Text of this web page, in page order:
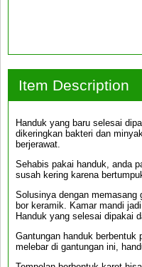
Item Description
Handuk yang baru selesai
dikeringkan bakteri dan
berjerawat.
Sehabis pakai handuk, anda
susah kering karena
Solusinya dengan memasang
bor keramik. Kamar mandi
Handuk yang selesai dipakai
Gantungan handuk
melebar di gantungan ini,